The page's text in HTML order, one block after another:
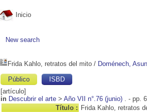
Inicio
New search
Frida Kahlo, retratos del mito / Doménech,
Público
ISBD
[artículo]
in Descubrir el arte > Año VII n°.76 (junio) . - pp.
Título : Frida Kahlo, retratos